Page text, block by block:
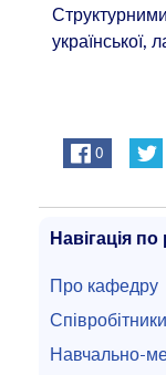
української,
0
Навігація по
Про кафедру
Співробітники
Навчально-